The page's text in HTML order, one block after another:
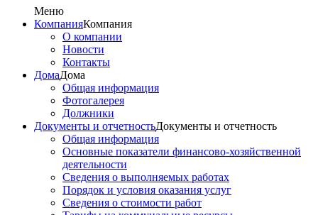
Меню
КомпанияКомпания
О компании
Новости
Контакты
ДомаДома
Общая информация
Фотогалерея
Должники
Документы и отчетностьДокументы и отчетность
Общая информация
Основные показатели финансово-хозяйственной
деятельности
Сведения о выполняемых работах
Порядок и условия оказания услуг
Сведения о стоимости работ